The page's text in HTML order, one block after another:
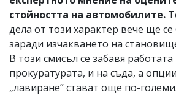
стойността на автомобилите.
дела от този характер вече ще
заради изчакването на
В този смисъл се забавя работата
прокуратурата, и на съда, а
„лавиране” стават още по-големи.